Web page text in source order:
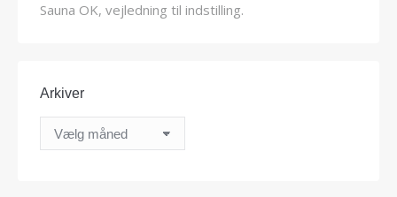
Sauna OK, vejledning til indstilling.
Arkiver
Arkiver